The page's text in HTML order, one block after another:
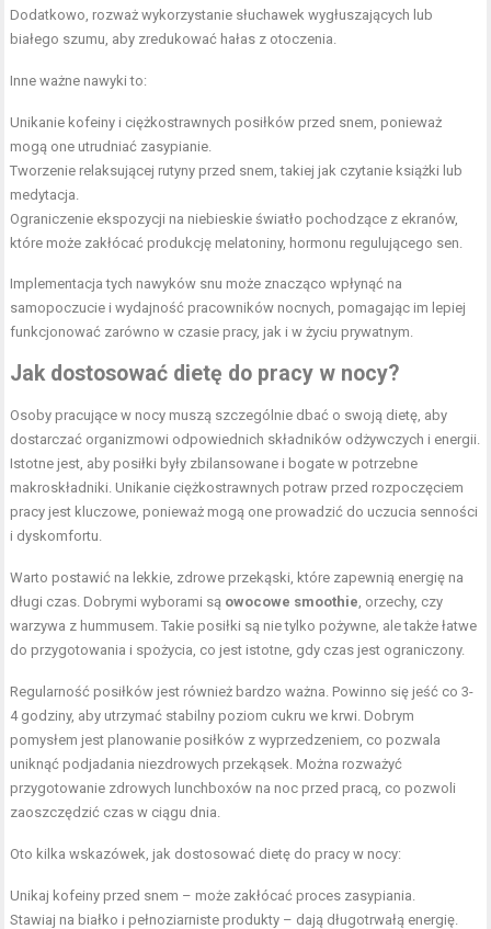
Dodatkowo, rozważ wykorzystanie słuchawek wygłuszających lub
białego szumu, aby zredukować hałas z otoczenia.
Inne ważne nawyki to:
Unikanie kofeiny i ciężkostrawnych posiłków przed snem, ponieważ
mogą one utrudniać zasypianie.
Tworzenie relaksującej rutyny przed snem, takiej jak czytanie książki lub
medytacja.
Ograniczenie ekspozycji na niebieskie światło pochodzące z ekranów,
które może zakłócać produkcję melatoniny, hormonu regulującego sen.
Implementacja tych nawyków snu może znacząco wpłynąć na
samopoczucie i wydajność pracowników nocnych, pomagając im lepiej
funkcjonować zarówno w czasie pracy, jak i w życiu prywatnym.
Jak dostosować dietę do pracy w nocy?
Osoby pracujące w nocy muszą szczególnie dbać o swoją dietę, aby
dostarczać organizmowi odpowiednich składników odżywczych i energii.
Istotne jest, aby posiłki były zbilansowane i bogate w potrzebne
makroskładniki. Unikanie ciężkostrawnych potraw przed rozpoczęciem
pracy jest kluczowe, ponieważ mogą one prowadzić do uczucia senności
i dyskomfortu.
Warto postawić na lekkie, zdrowe przekąski, które zapewnią energię na
długi czas. Dobrymi wyborami są owocowe smoothie, orzechy, czy
warzywa z hummusem. Takie posiłki są nie tylko pożywne, ale także łatwe
do przygotowania i spożycia, co jest istotne, gdy czas jest ograniczony.
Regularność posiłków jest również bardzo ważna. Powinno się jeść co 3-
4 godziny, aby utrzymać stabilny poziom cukru we krwi. Dobrym
pomysłem jest planowanie posiłków z wyprzedzeniem, co pozwala
uniknąć podjadania niezdrowych przekąsek. Można rozważyć
przygotowanie zdrowych lunchboxów na noc przed pracą, co pozwoli
zaoszczędzić czas w ciągu dnia.
Oto kilka wskazówek, jak dostosować dietę do pracy w nocy:
Unikaj kofeiny przed snem – może zakłócać proces zasypiania.
Stawiaj na białko i pełnoziarniste produkty – dają długotrwałą energię.